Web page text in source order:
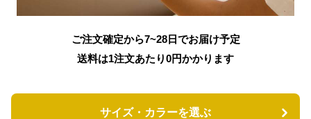
ご注文確定から7~28日でお届け予定
送料は1注文あたり0円かかります
サイズ・カラーを選ぶ